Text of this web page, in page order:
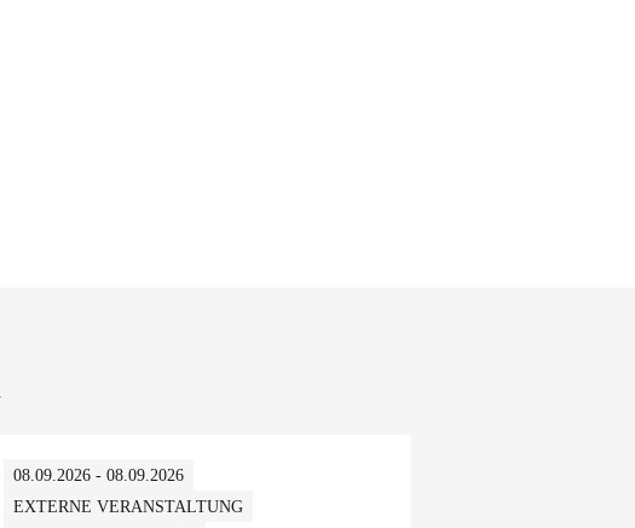
08.09.2026 - 08.09.2026
EXTERNE VERANSTALTUNG